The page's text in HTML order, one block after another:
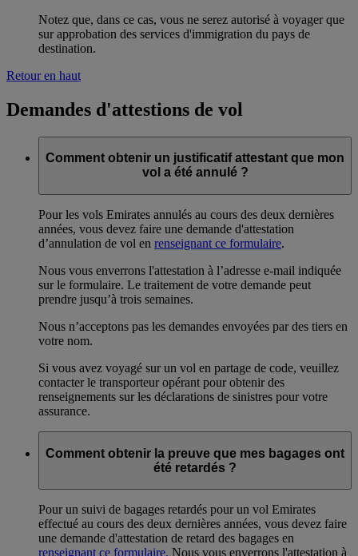
Notez que, dans ce cas, vous ne serez autorisé à voyager que
sur approbation des services d'immigration du pays de
destination.
Retour en haut
Demandes d'attestions de vol
Comment obtenir un justificatif attestant que mon
vol a été annulé ?
Pour les vols Emirates annulés au cours des deux dernières
années, vous devez faire une demande d'attestation
d’annulation de vol en renseignant ce formulaire.
Nous vous enverrons l'attestation à l’adresse e-mail indiquée
sur le formulaire. Le traitement de votre demande peut
prendre jusqu’à trois semaines.
Nous n’acceptons pas les demandes envoyées par des tiers en
votre nom.
Si vous avez voyagé sur un vol en partage de code, veuillez
contacter le transporteur opérant pour obtenir des
renseignements sur les déclarations de sinistres pour votre
assurance.
Comment obtenir la preuve que mes bagages ont
été retardés ?
Pour un suivi de bagages retardés pour un vol Emirates
effectué au cours des deux dernières années, vous devez faire
une demande d'attestation de retard des bagages en
renseignant ce formulaire. Nous vous enverrons l'attestation à